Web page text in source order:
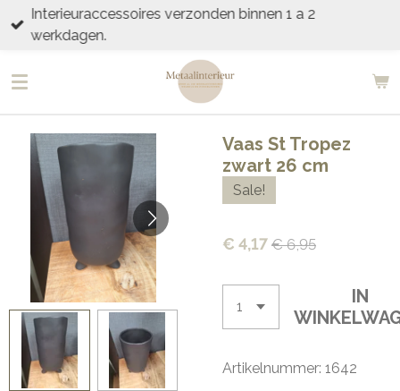
Ga
direct
de
Interieuraccessoires verzonden binnen 1 a 2
werkdagen.
Vaas St Tropez
zwart 26 cm
Sale!
€ 4,17 € 6,95
IN
Artikelnummer: 1642